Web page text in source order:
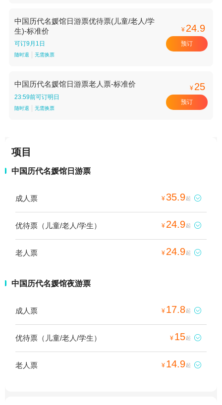
中国历代名媛馆日游票优待票(儿童/老人/学
生)-标准价
可订9月1日
随时退 无需换票
¥ 24.9
预订
中国历代名媛馆日游票老人票-标准价
23:59前可订明日
随时退 无需换票
¥ 25
预订
项目
中国历代名媛馆日游票
成人票 ¥35.9起 
优待票（儿童/老人/学生） ¥ 24.9起 
老人票 ¥ 24.9起 
中国历代名媛馆夜游票
成人票 ¥ 17.8起 
优待票（儿童/老人/学生） ¥ 15起 
老人票 ¥ 14.9起 